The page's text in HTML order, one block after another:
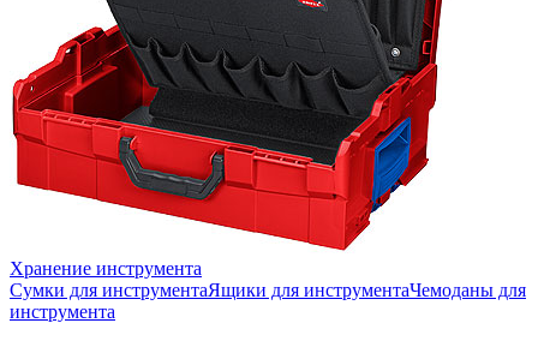
Хранение инструмента
Сумки для инструментаЯщики для инструментаЧемоданы для
инструмента